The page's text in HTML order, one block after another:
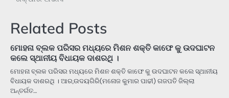
Related Posts
ମୋହନା ବ୍ଲକ ପରିସର ମଧ୍ୟରେ ମିଶନ ଶକ୍ତି କାଫେ କୁ ଉଦଘାଟନ
କଲେ ସ୍ଥାନୀୟ ବିଧାୟକ ଦାଶରଥି ।
ମୋହନା ବ୍ଲକ ପରିସର ମଧ୍ୟରେ ମିଶନ ଶକ୍ତି କାଫେ କୁ ଉଦଘାଟନ କଲେ ସ୍ଥାନୀୟ
ବିଧାୟକ ଦାଶରଥି । ଆର,ଉଦୟଗିରି(ମନୋଜ କୁମାର ପାଢୀ) ଗଜପତି ଜିଲ୍ଲା
ଅନ୍ତର୍ଗତ…